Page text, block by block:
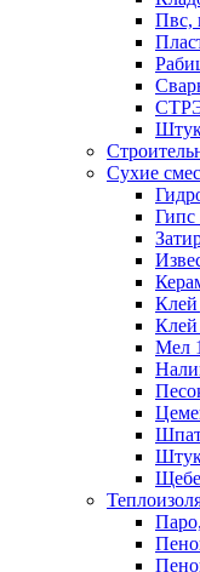
Пвс,
Сухие
Гипс
Клей
Мел 1